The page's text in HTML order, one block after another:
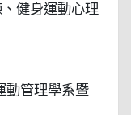
健身運動心理
動管理學系暨